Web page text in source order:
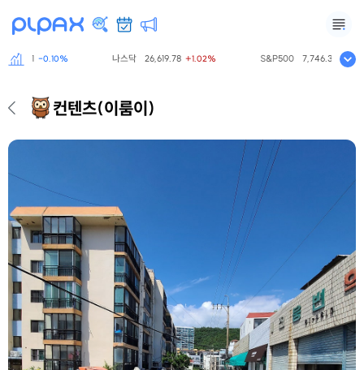
-0.10% 나스닥 26,619.78 +1.02% S&P500 7,746.35 +0.47%
컨텐츠(이룸이)